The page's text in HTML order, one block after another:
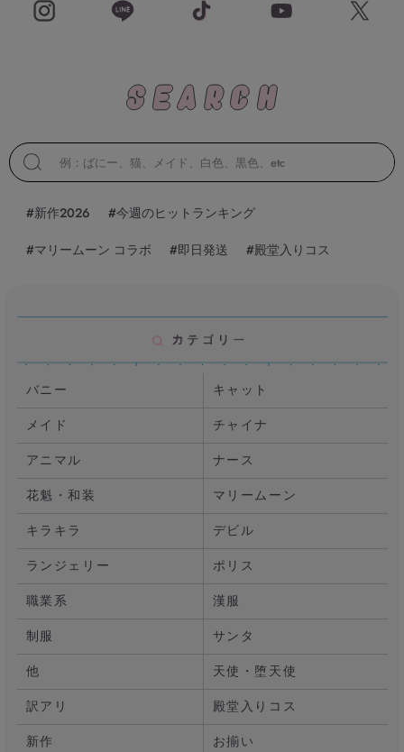
#新作2026 #今週のヒットランキング
#マリームーン コラボ #即日発送 #殿堂入りコス
バニー
キャット
メイド
チャイナ
アニマル
ナース
花魁・和装
マリームーン
キラキラ
デビル
ランジェリー
ポリス
職業系
漢服
制服
サンタ
他
天使・堕天使
訳アリ
殿堂入りコス
新作
お揃い